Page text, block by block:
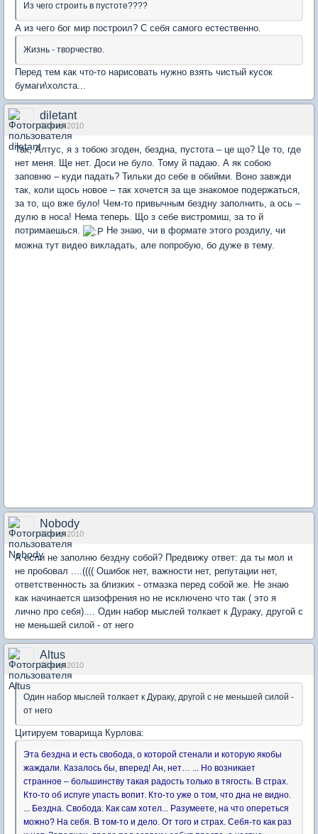
Из чего строить в пустоте????
А из чего бог мир построил? С себя самого естественно.
Жизнь - творчество.
Перед тем как что-то нарисовать нужно взять чистый кусок
бумаги\холста...
diletant
02 мар 2010
Так, Алтус, я з тобою згоден, бездна, пустота – це що? Це то, где
нет меня. Ще нет. Доси не було. Тому й падаю. А як собою
заповню – куди падать? Тильки до себе в обийми. Воно завжди
так, коли щось новое – так хочется за ще знакомое подержаться,
за то, що вже було! Чем-то привычным бездну заполнить, а ось –
дулю в носа! Нема теперь. Що з себе вистромиш, за то й
потримаешься.
Не знаю, чи в формате этого роздилу, чи
можна тут видео викладать, але попробую, бо дуже в тему.
Nobody
02 мар 2010
А если не заполню бездну собой? Предвижу ответ: да ты мол и
не пробовал ....(((( Ошибок нет, важности нет, репутации нет,
ответственность за близких - отмазка перед собой же. Не знаю
как начинается шизофрения но не исключено что так ( это я
лично про себя).... Один набор мыслей толкает к Дураку, другой с
не меньшей силой - от него
Altus
02 мар 2010
Один набор мыслей толкает к Дураку, другой с не меньшей силой -
от него
Цитируем товарища Курлова:
Эта бездна и есть свобода, о которой стенали и которую якобы
жаждали. Казалось бы, вперед! Ан, нет… ... Но возникает
странное – большинству такая радость только в тягость. В страх.
Кто-то об испуге упасть вопит. Кто-то уже о том, что дна не видно.
... Бездна. Свобода. Как сам хотел... Разумеете, на что опереться
можно? На себя. В том-то и дело. От того и страх. Себя-то как раз